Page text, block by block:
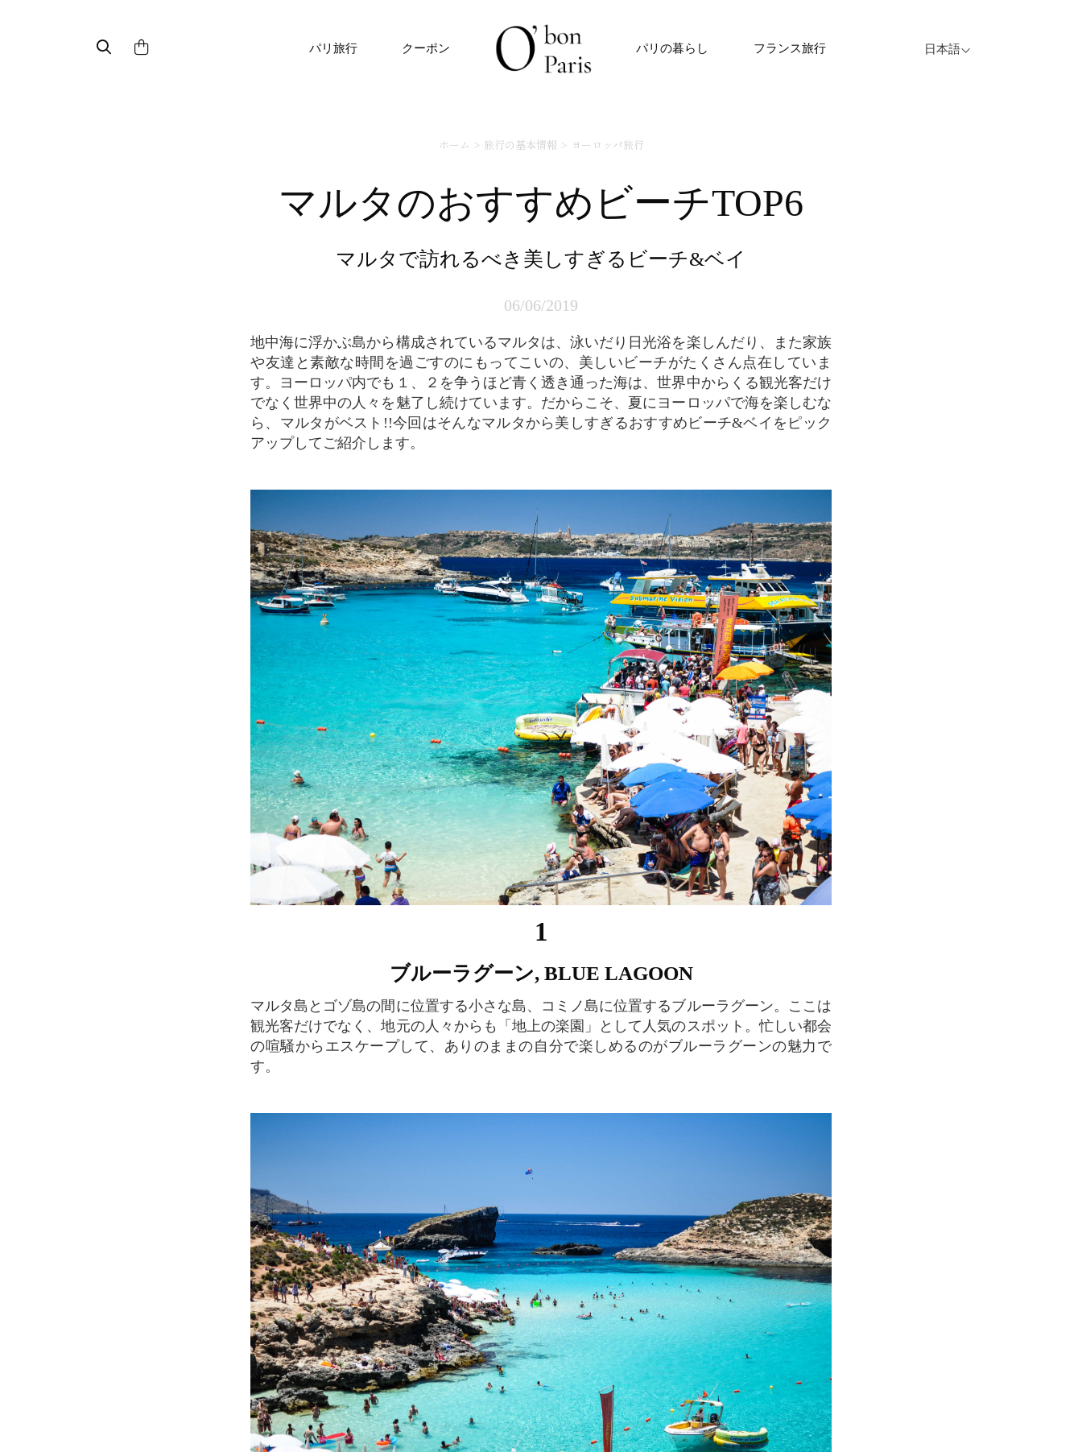
パリ旅行 クーポン パリの暮らし フランス旅行 日本語
ホーム 旅行の基本情報 ヨーロッパ旅行
マルタのおすすめビーチTOP6
マルタで訪れるべき美しすぎるビーチ&ベイ
06/06/2019
地中海に浮かぶ島から構成されているマルタは、泳いだり日光浴を楽しんだり、また家族
や友達と素敵な時間を過ごすのにもってこいの、美しいビーチがたくさん点在していま
す。ヨーロッパ内でも１、２を争うほど青く透き通った海は、世界中からくる観光客だけ
でなく世界中の人々を魅了し続けています。だからこそ、夏にヨーロッパで海を楽しむな
ら、マルタがベスト!!今回はそんなマルタから美しすぎるおすすめビーチ&ベイをピック
アップしてご紹介します。
1
ブルーラグーン, BLUE LAGOON
マルタ島とゴゾ島の間に位置する小さな島、コミノ島に位置するブルーラグーン。ここは
観光客だけでなく、地元の人々からも「地上の楽園」として人気のスポット。忙しい都会
の喧騒からエスケープして、ありのままの自分で楽しめるのがブルーラグーンの魅力で
す。